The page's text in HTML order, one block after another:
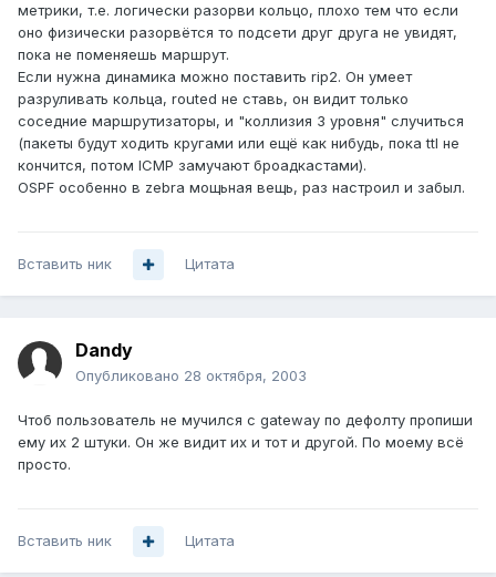
метрики, т.е. логически разорви кольцо, плохо тем что если
оно физически разорвётся то подсети друг друга не увидят,
пока не поменяешь маршрут.
Если нужна динамика можно поставить rip2. Он умеет
разруливать кольца, routed не ставь, он видит только
соседние маршрутизаторы, и "коллизия 3 уровня" случиться
(пакеты будут ходить кругами или ещё как нибудь, пока ttl не
кончится, потом ICMP замучают броадкастами).
OSPF особенно в zebra мощьная вещь, раз настроил и забыл.
Вставить ник Цитата
Dandy
Опубликовано 28 октября, 2003
Чтоб пользователь не мучился с gateway по дефолту пропиши
ему их 2 штуки. Он же видит их и тот и другой. По моему всё
просто.
Вставить ник Цитата